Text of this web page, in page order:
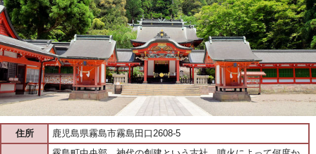
住所 鹿児島県霧島市霧島田口2608-5